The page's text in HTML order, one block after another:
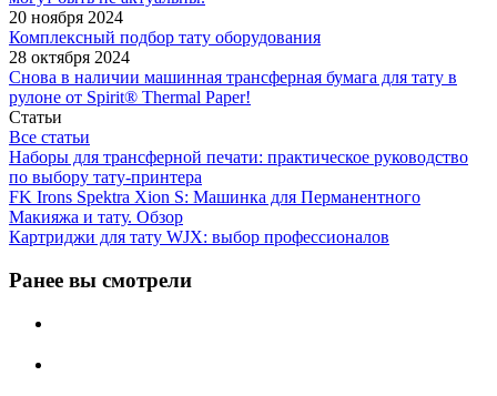
20 ноября 2024
Комплексный подбор тату оборудования
28 октября 2024
Снова в наличии машинная трансферная бумага для тату в
рулоне от Spirit® Thermal Paper!
Статьи
Все статьи
Наборы для трансферной печати: практическое руководство
по выбору тату‑принтера
FK Irons Spektra Xion S: Машинка для Перманентного
Макияжа и тату. Обзор
Картриджи для тату WJX: выбор профессионалов
Ранее вы смотрели